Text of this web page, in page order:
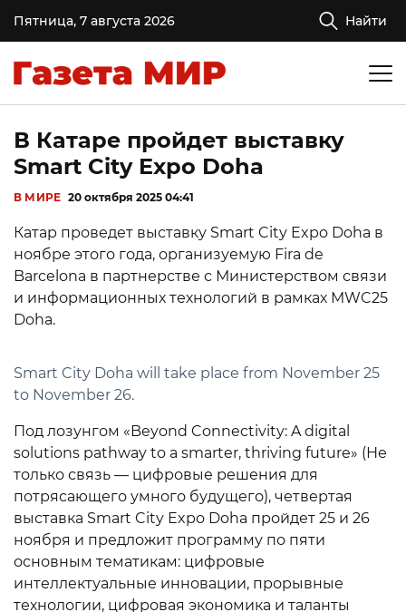
Пятница, 7 августа 2026 Найти
В Катаре пройдет выставку
Smart City Expo Doha
В МИРЕ 20 октября 2025 04:41
Катар проведет выставку Smart City Expo Doha в
ноябре этого года, организуемую Fira de
Barcelona в партнерстве с Министерством связи
и информационных технологий в рамках MWC25
Doha.
Smart City Doha will take place from November 25
to November 26.
Под лозунгом «Beyond Connectivity: A digital
solutions pathway to a smarter, thriving future» (Не
только связь — цифровые решения для
потрясающего умного будущего), четвертая
выставка Smart City Expo Doha пройдет 25 и 26
ноября и предложит программу по пяти
основным тематикам: цифровые
интеллектуальные инновации, прорывные
технологии, цифровая экономика и таланты